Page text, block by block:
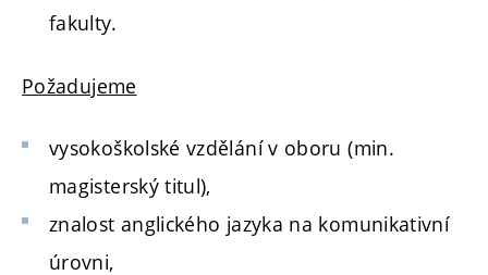
fakulty.
Požadujeme
vysokoškolské vzdělání v oboru (min.
magisterský titul),
znalost anglického jazyka na komunikativní
úrovni,